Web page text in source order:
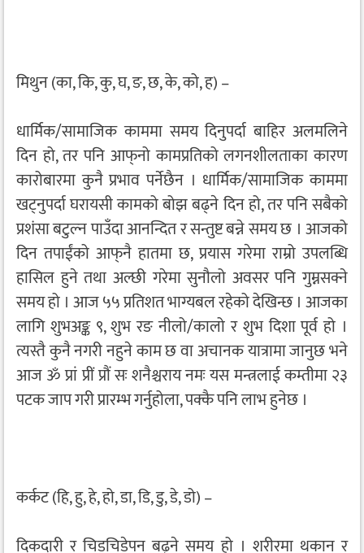
मिथुन (का, कि, कु, घ, ङ, छ, के, को, ह) –
धार्मिक/सामाजिक काममा समय दिनुपर्दा बाहिर अलमलिने
दिन हो, तर पनि आफ्‌नो कामप्रतिको लगनशीलताका कारण
कारोबारमा कुनै प्रभाव पर्नेछैन । धार्मिक/सामाजिक काममा
खट्नुपर्दा घरायसी कामको बोझ बढ्ने दिन हो, तर पनि सबैको
प्रशंसा बटुल्न पाउँदा आनन्दित र सन्तुष्ट बन्ने समय छ । आजको
दिन तपाईंको आफ्‌नै हातमा छ, प्रयास गरेमा राम्रो उपलब्धि
हासिल हुने तथा अल्छी गरेमा सुनौलो अवसर पनि गुम्नसक्ने
समय हो । आज ५५ प्रतिशत भाग्यबल रहेको देखिन्छ । आजका
लागि शुभअङ्क ९, शुभ रङ नीलो/कालो र शुभ दिशा पूर्व हो ।
त्यस्तै कुनै नगरी नहुने काम छ वा अचानक यात्रामा जानुछ भने
आज ॐ प्रां प्रीं प्रौं सः शनैश्चराय नमः यस मन्त्रलाई कम्तीमा २३
पटक जाप गरी प्रारम्भ गर्नुहोला, पक्कै पनि लाभ हुनेछ ।
कर्कट (हि, हु, हे, हो, डा, डि, डु, डे, डो) –
दिकदारी र चिडचिडेपन बढ्ने समय हो । शरीरमा थकान र